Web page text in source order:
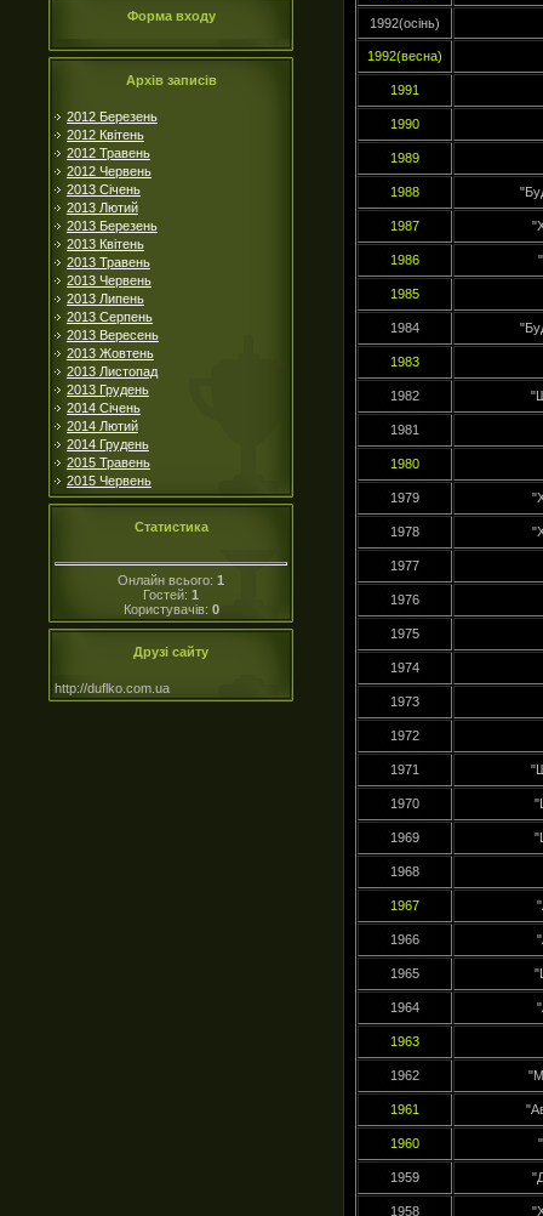
Форма входу
Архів записів
2012 Березень
2012 Квітень
2012 Травень
2012 Червень
2013 Січень
2013 Лютий
2013 Березень
2013 Квітень
2013 Травень
2013 Червень
2013 Липень
2013 Серпень
2013 Вересень
2013 Жовтень
2013 Листопад
2013 Грудень
2014 Січень
2014 Лютий
2014 Грудень
2015 Травень
2015 Червень
Статистика
Онлайн всього: 1
Гостей: 1
Користувачів: 0
Друзі сайту
http://duflko.com.ua
1992(осінь)
1992(весна)
1991
1990
1989
1988
1987
1986
1985
1984
1983
1982
1981
1980
1979
1978
1977
1976
1975
1974
1973
1972
1971
1970
1969
1968
1967
1966
1965
1964
1963
1962
1961
1960
1959
1958